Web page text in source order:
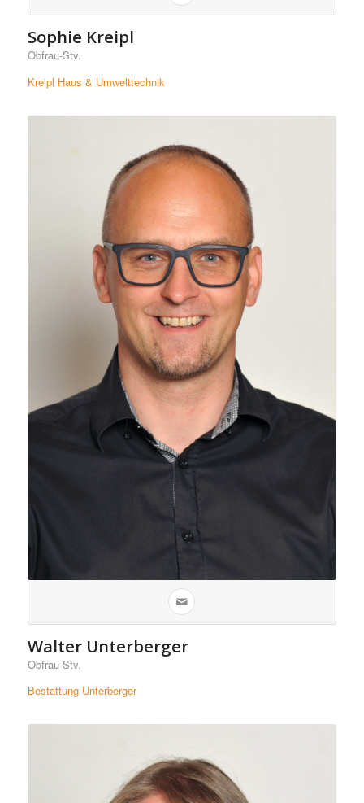
Sophie Kreipl
Obfrau-Stv.
Kreipl Haus & Umwelttechnik
Walter Unterberger
Obfrau-Stv.
Bestattung Unterberger